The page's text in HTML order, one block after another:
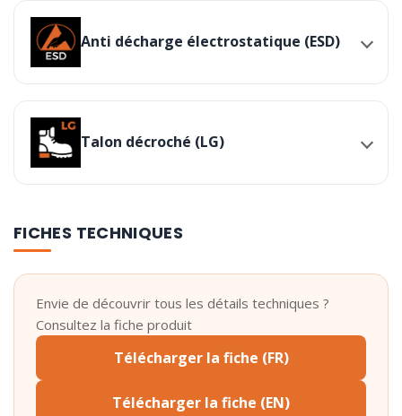
Anti décharge électrostatique (ESD)
Talon décroché (LG)
FICHES TECHNIQUES
Envie de découvrir tous les détails techniques ?
Consultez la fiche produit
Télécharger la fiche (FR)
Télécharger la fiche (EN)